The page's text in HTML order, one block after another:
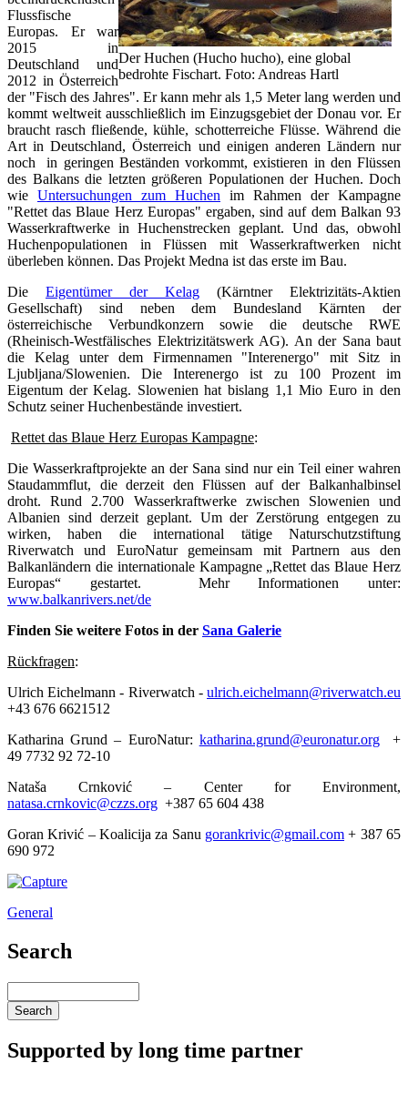
Der Huchen (Hucho hucho), eine global
bedrohte Fischart. Foto: Andreas Hartl
Flussfische
Europas. Er war
2015 in
Deutschland und
2012 in Österreich
der "Fisch des Jahres". Er kann mehr als 1,5 Meter lang werden und
kommt weltweit ausschließlich im Einzugsgebiet der Donau vor. Er
braucht rasch fließende, kühle, schotterreiche Flüsse. Während die
Art in Deutschland, Österreich und einigen anderen Ländern nur
noch in geringen Beständen vorkommt, existieren in den Flüssen
des Balkans die letzten größeren Populationen der Huchen. Doch
wie Untersuchungen zum Huchen im Rahmen der Kampagne
"Rettet das Blaue Herz Europas" ergaben, sind auf dem Balkan 93
Wasserkraftwerke in Huchenstrecken geplant. Und das, obwohl
Huchenpopulationen in Flüssen mit Wasserkraftwerken nicht
überleben können. Das Projekt Medna ist das erste im Bau.
Die Eigentümer der Kelag (Kärntner Elektrizitäts-Aktien
Gesellschaft) sind neben dem Bundesland Kärnten der
österreichische Verbundkonzern sowie die deutsche RWE
(Rheinisch-Westfälisches Elektrizitätswerk AG). An der Sana baut
die Kelag unter dem Firmennamen "Interenergo" mit Sitz in
Ljubljana/Slowenien. Die Interenergo ist zu 100 Prozent im
Eigentum der Kelag. Slowenien hat bislang 1,1 Mio Euro in den
Schutz seiner Huchenbestände investiert.
Rettet das Blaue Herz Europas Kampagne:
Die Wasserkraftprojekte an der Sana sind nur ein Teil einer wahren
Staudammflut, die derzeit den Flüssen auf der Balkanhalbinsel
droht. Rund 2.700 Wasserkraftwerke zwischen Slowenien und
Albanien sind derzeit geplant. Um der Zerstörung entgegen zu
wirken, haben die international tätige Naturschutzstiftung
Riverwatch und EuroNatur gemeinsam mit Partnern aus den
Balkanländern die internationale Kampagne „Rettet das Blaue Herz
Europas“ gestartet. Mehr Informationen unter:
www.balkanrivers.net/de
Finden Sie weitere Fotos in der Sana Galerie
Rückfragen:
Ulrich Eichelmann - Riverwatch - ulrich.eichelmann@riverwatch.eu
+43 676 6621512
Katharina Grund – EuroNatur: katharina.grund@euronatur.org+
49 7732 92 72-10
Nataša Crnković – Center for Environment,
natasa.crnkovic@czzs.org +387 65 604 438
Goran Krivić – Koalicija za Sanu gorankrivic@gmail.com + 387 65
690 972
General
Search
Supported by long time partner